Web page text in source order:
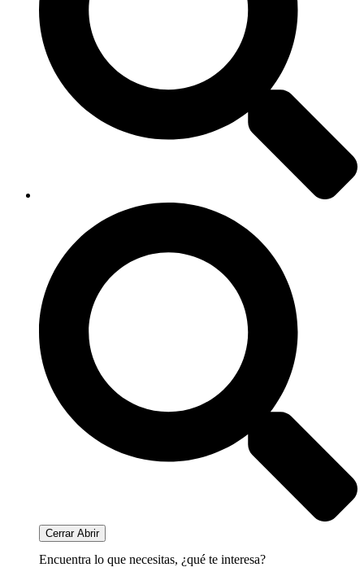
Cerrar Abrir
Encuentra lo que necesitas, ¿qué te interesa?